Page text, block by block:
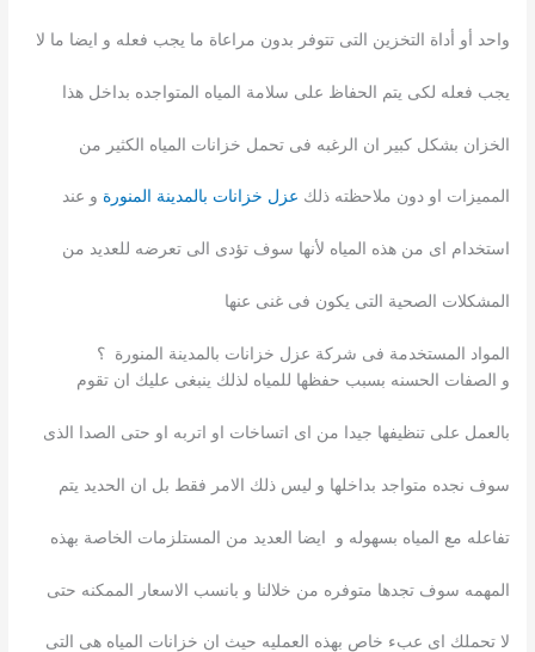
واحد أو أداة التخزين التى تتوفر بدون مراعاة ما يجب فعله و ايضا ما لا
يجب فعله لكى يتم الحفاظ على سلامة المياه المتواجده بداخل هذا
الخزان بشكل كبير ان الرغبه فى تحمل خزانات المياه الكثير من
المميزات او دون ملاحظته ذلك عزل خزانات بالمدينة المنورة و عند
استخدام اى من هذه المياه لأنها سوف تؤدى الى تعرضه للعديد من
المشكلات الصحية التى يكون فى غنى عنها
المواد المستخدمة فى شركة عزل خزانات بالمدينة المنورة ؟
و الصفات الحسنه بسبب حفظها للمياه لذلك ينبغى عليك ان تقوم
بالعمل على تنظيفها جيدا من اى اتساخات او اتربه او حتى الصدا الذى
سوف نجده متواجد بداخلها و ليس ذلك الامر فقط بل ان الحديد يتم
تفاعله مع المياه بسهوله و ايضا العديد من المستلزمات الخاصة بهذه
المهمه سوف تجدها متوفره من خلالنا و بانسب الاسعار الممكنه حتى
لا تحملك اى عبء خاص بهذه العمليه حيث ان خزانات المياه هى التى